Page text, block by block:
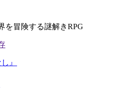
を冒険する謎解きRPG